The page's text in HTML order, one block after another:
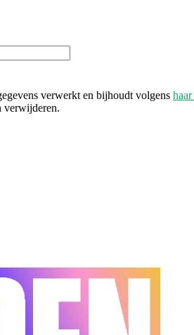
verwerkt en bijhoudt volgens
verwijderen.